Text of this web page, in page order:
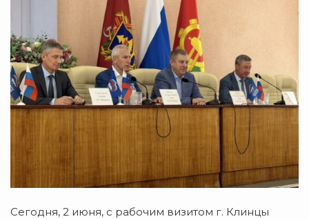
Сегодня, 2 июня, с рабочим визитом г. Клинцы